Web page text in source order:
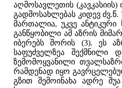
აღმოსავლეთის
გადმოსახლებას კიდევ
მართალია, უკვე
განწყობილი ამ აზრის
იბერებს შორის (3). ეს
საფუძველზეა შექმნილი
ზემომოყვანილი
რამდენად იყო
გზით შემოინახა ადრე